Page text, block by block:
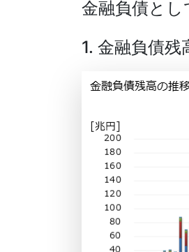
金融負債と
1. 金融負債残